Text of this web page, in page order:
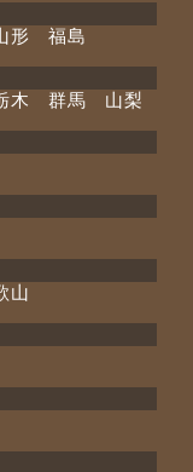
形 福島
木 群馬 山梨
山